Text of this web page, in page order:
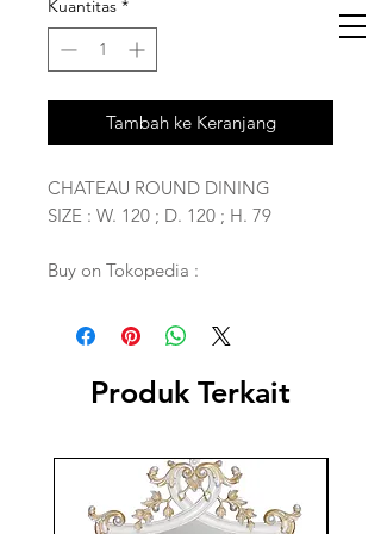
Kuantitas *
Tambah ke Keranjang
CHATEAU ROUND DINING
SIZE : W. 120 ; D. 120 ; H. 79
Buy on Tokopedia :
Produk Terkait